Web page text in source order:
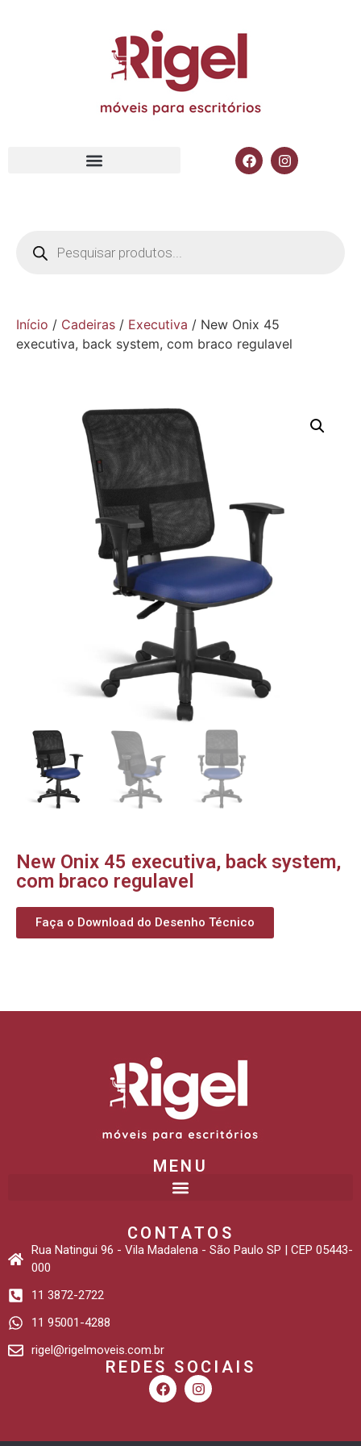
Início / Cadeiras / Executiva / New Onix 45
executiva, back system, com braco regulavel
New Onix 45 executiva, back system,
com braco regulavel
Faça o Download do Desenho Técnico
MENU
CONTATOS
Rua Natingui 96 - Vila Madalena - São Paulo SP | CEP 05443-
000
11 3872-2722
11 95001-4288
rigel@rigelmoveis.com.br
REDES SOCIAIS